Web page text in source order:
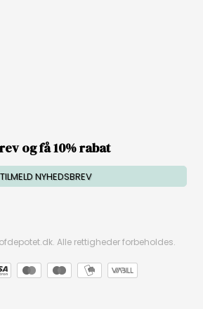
og få 10% rabat
TILMELD NYHEDSBREV
Alle rettigheder forbeholdes.